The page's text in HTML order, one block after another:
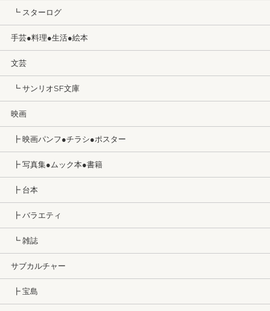
┗ スターログ
手芸●料理●生活●絵本
文芸
┗ サンリオSF文庫
映画
┣ 映画パンフ●チラシ●ポスター
┣ 写真集●ムック本●書籍
┣ 台本
┣ バラエティ
┗ 雑誌
サブカルチャー
┣ 宝島